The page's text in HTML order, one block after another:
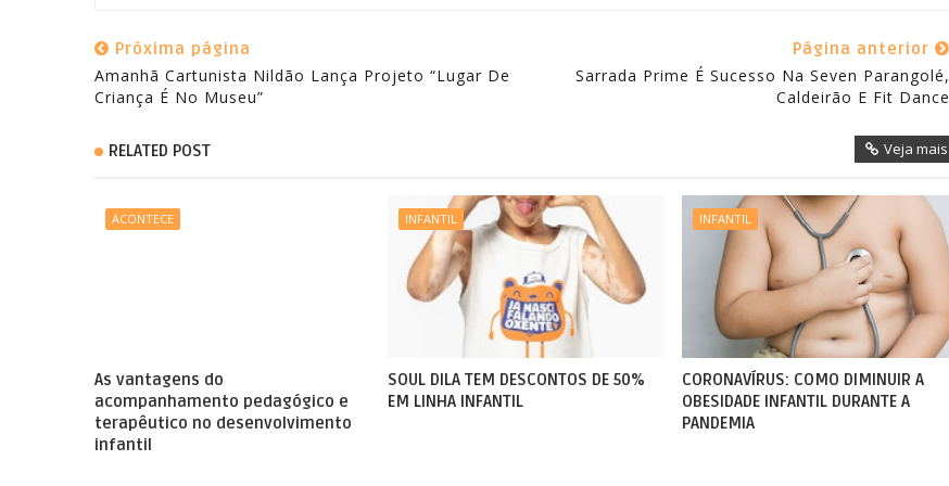
Próxima página
Amanhã Cartunista Nildão Lança Projeto “Lugar De
Criança É No Museu”
Página anterior
Sarrada Prime É Sucesso Na Seven Parangolé,
Caldeirão E Fit Dance
RELATED POST Veja mais
ACONTECE
As vantagens do
acompanhamento pedagógico e
terapêutico no desenvolvimento
infantil
INFANTIL
SOUL DILA TEM DESCONTOS DE 50%
EM LINHA INFANTIL
INFANTIL
CORONAVÍRUS: COMO DIMINUIR A
OBESIDADE INFANTIL DURANTE A
PANDEMIA